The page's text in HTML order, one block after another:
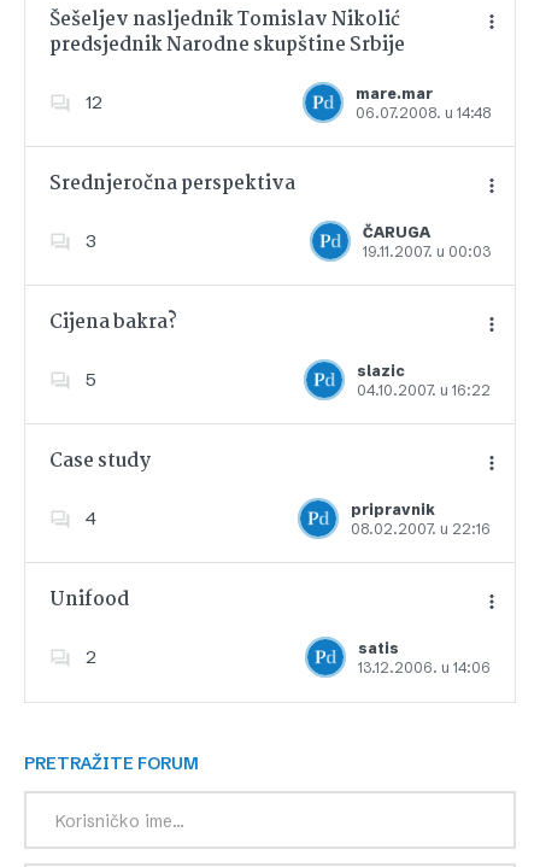
Šešeljev nasljednik Tomislav Nikolić
predsjednik Narodne skupštine Srbije
12
mare.mar
06.07.2008. u 14:48
Dodajte u favorite
Srednjeročna perspektiva
3
ČARUGA
19.11.2007. u 00:03
Dodajte u favorite
Cijena bakra?
5
slazic
04.10.2007. u 16:22
Dodajte u favorite
Case study
4
pripravnik
08.02.2007. u 22:16
Dodajte u favorite
Unifood
2
satis
13.12.2006. u 14:06
Dodajte u favorite
PRETRAŽITE FORUM